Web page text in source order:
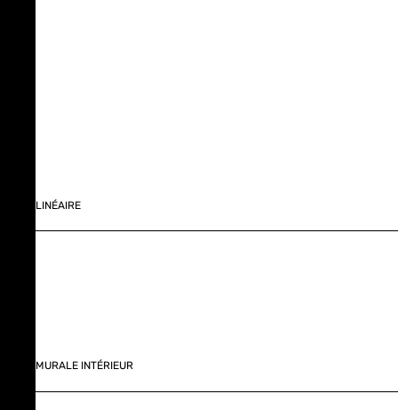
LINÉAIRE
MURALE INTÉRIEUR